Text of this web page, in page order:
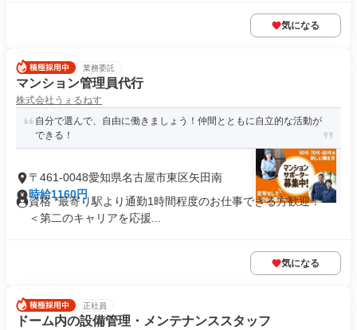
気になる
業務委託
マンション管理員代行
株式会社うぇるねす
自分で選んで、自由に働きましょう！仲間とともに自立的な活動が
できる！
〒461-0048愛知県名古屋市東区矢田南
時給1160円
資格 *最寄り駅より通勤1時間程度のお仕事できる方歓迎！* *
＜第二のキャリアを応援...
気になる
正社員
ドーム内の設備管理・メンテナンススタッフ